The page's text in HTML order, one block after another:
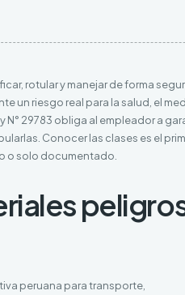
rotular y manejar de forma
un riesgo real para la salud, el
N° 29783 obliga al empleador a
Conocer las clases es el
o solo documentado.
peruana para transporte,